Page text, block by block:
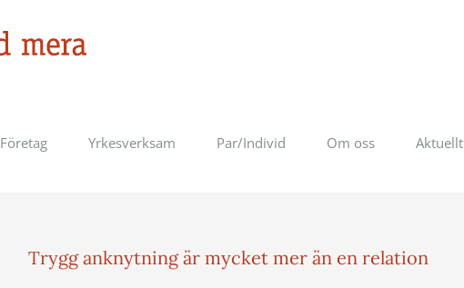
Företag Yrkesverksam Par/Individ Om oss Aktuellt
Trygg anknytning är mycket mer än en relation